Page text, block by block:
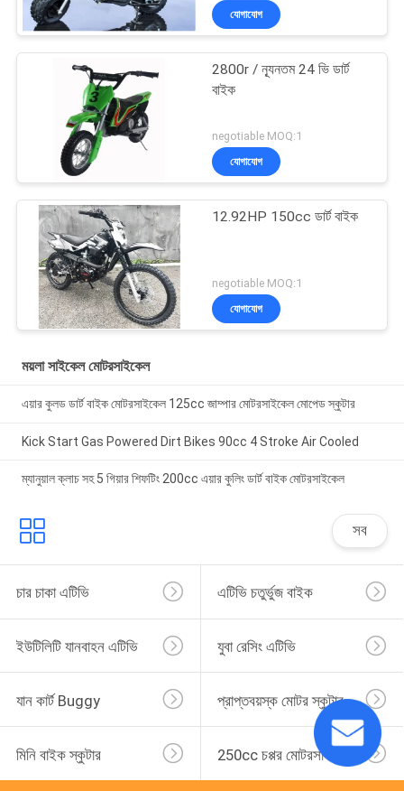
যোগাযোগ
2800r / ন্যূনতম 24 ভি ডার্ট
বাইক
negotiable MOQ:1
যোগাযোগ
12.92HP 150cc ডার্ট বাইক
negotiable MOQ:1
যোগাযোগ
ময়লা সাইকেল মোটরসাইকেল
এয়ার কুলড ডার্ট বাইক মোটরসাইকেল 125cc জাম্পার মোটরসাইকেল মোপেড স্কুটার
Kick Start Gas Powered Dirt Bikes 90cc 4 Stroke Air Cooled
ম্যানুয়াল ক্লাচ সহ 5 গিয়ার শিফটিং 200cc এয়ার কুলিং ডার্ট বাইক মোটরসাইকেল
সব
চার চাকা এটিভি এটিভি চতুর্ভুজ বাইক
ইউটিলিটি যানবাহন এটিভি যুবা রেসিং এটিভি
যান কার্ট Buggy প্রাপ্তবয়স্ক মোটর স্কুটার
মিনি বাইক স্কুটার 250cc চপ্পর মোটরসাইকেল